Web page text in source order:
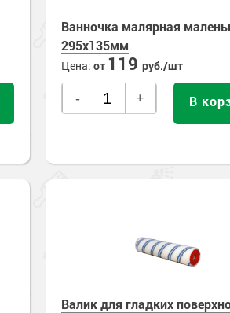
Ванночка малярная
295х135мм
Цена: от 119 руб./шт
- + В
Валик для гладких